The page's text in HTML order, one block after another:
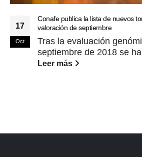
17
Oct
Conafe publica la lista de nuevos
valoración de septiembre
Tras la evaluación
septiembre de 2018 se
Leer más